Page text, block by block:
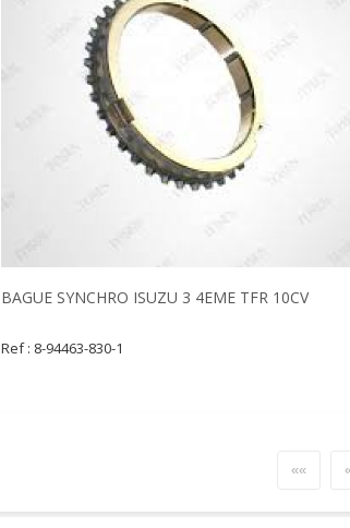
BAGUE SYNCHRO ISUZU 3 4EME TFR 10CV
Ref : 8-94463-830-1
««